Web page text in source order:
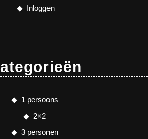
Inloggen
1 persoons
2×2
3 personen